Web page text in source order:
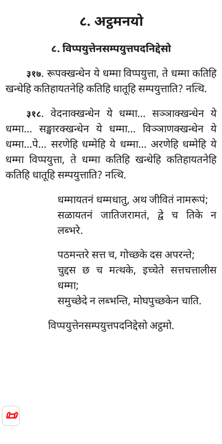
📜
८. अट्ठमनयो
८. विप्पयुत्तेनसम्पयुत्तपदनिद्देसो
३१७. रूपक्खन्धेन ये धम्मा विप्पयुत्ता, ते धम्मा कतिहि
खन्धेहि कतिहायतनेहि कतिहि धातूहि सम्पयुत्ताति? नत्थि.
३१८. वेदनाक्खन्धेन ये धम्मा… सञ्ञाक्खन्धेन ये
धम्मा… सङ्खारक्खन्धेन ये धम्मा… विञ्ञाणक्खन्धेन ये
धम्मा…पे… सरणेहि धम्मेहि ये धम्मा… अरणेहि धम्मेहि ये
धम्मा विप्पयुत्ता, ते धम्मा कतिहि खन्धेहि कतिहायतनेहि
कतिहि धातूहि सम्पयुत्ताति? नत्थि.
धम्मायतनं धम्मधातु, अथ जीवितं नामरूपं;
सळायतनं जातिजरामतं, द्वे च तिके न
लब्भरे.
पठमन्तरे सत्त च, गोच्छके दस अपरन्ते;
चुद्दस छ च मत्थके, इच्चेते सत्तचत्तालीस
धम्मा;
समुच्छेदे न लब्भन्ति, मोघपुच्छकेन चाति.
विप्पयुत्तेनसम्पयुत्तपदनिद्देसो अट्ठमो.